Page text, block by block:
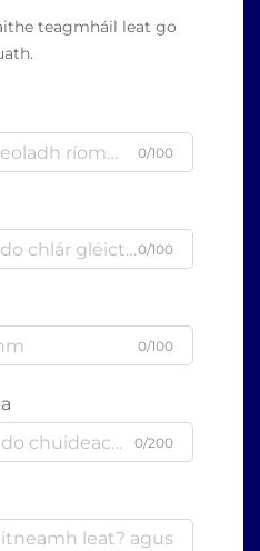
teagmháil leat go
0/100
0/100
0/100
0/200